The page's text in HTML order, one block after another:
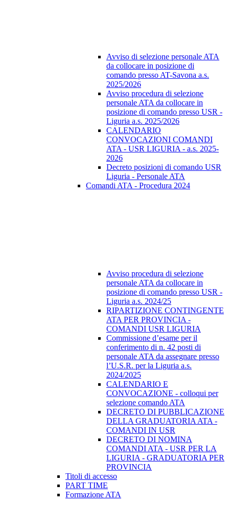
Avviso di selezione personale ATA
da collocare in posizione di
comando presso AT-Savona a.s.
2025/2026
Avviso procedura di selezione
personale ATA da collocare in
posizione di comando presso USR -
Liguria a.s. 2025/2026
CALENDARIO
CONVOCAZIONI COMANDI
ATA - USR LIGURIA - a.s. 2025-
2026
Decreto posizioni di comando USR
Liguria - Personale ATA
Comandi ATA - Procedura 2024
Avviso procedura di selezione
personale ATA da collocare in
posizione di comando presso USR -
Liguria a.s. 2024/25
RIPARTIZIONE CONTINGENTE
ATA PER PROVINCIA -
COMANDI USR LIGURIA
Commissione d’esame per il
conferimento di n. 42 posti di
personale ATA da assegnare presso
l’U.S.R. per la Liguria a.s.
2024/2025
CALENDARIO E
CONVOCAZIONE - colloqui per
selezione comando ATA
DECRETO DI PUBBLICAZIONE
DELLA GRADUATORIA ATA -
COMANDI IN USR
DECRETO DI NOMINA
COMANDI ATA - USR PER LA
LIGURIA - GRADUATORIA PER
PROVINCIA
Titoli di accesso
PART TIME
Formazione ATA